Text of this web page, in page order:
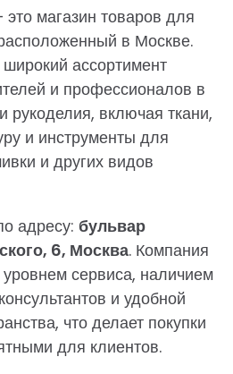
магазин товаров для
в Москве.
ассортимент
и профессионалов в
рукоделия, включая ткани,
и инструменты для
и других видов
адресу: бульвар
6, Москва. Компания
сервиса, наличием
и удобной
что делает покупки
для клиентов.